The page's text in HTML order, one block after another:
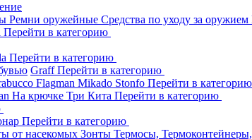
Ремни оружейные Средства по уходу за оружием
Перейти в категорию
Перейти в категорию
GraffПерейти в категорию
Flagman Mikado Stonfo Перейти в категорию
На крючке Три Кита Перейти в категорию
Перейти в категорию
от насекомых Зонты Термосы,